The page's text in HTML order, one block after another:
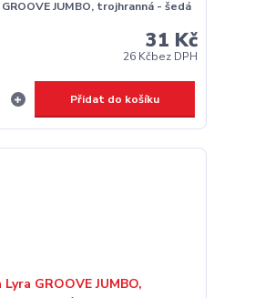
JUMBO, trojhranná - šedá
31 Kč
26 Kčbez DPH
Přidat do košíku